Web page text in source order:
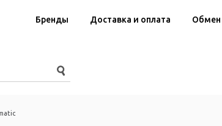
Бренды Доставка и оплата Обмен